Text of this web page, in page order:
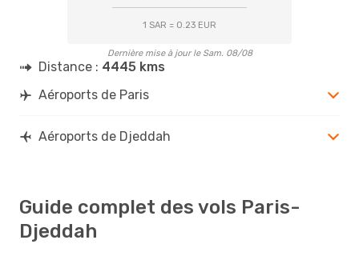
1 SAR = 0.23 EUR
Dernière mise à jour le Sam. 08/08
Distance : 4445 kms
Aéroports de Paris
Aéroports de Djeddah
Guide complet des vols Paris-
Djeddah